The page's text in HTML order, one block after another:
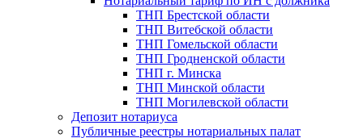
ТНП Брестской области
ТНП Витебской области
ТНП Гомельской области
ТНП Гродненской области
ТНП г. Минска
ТНП Минской области
ТНП Могилевской области
Депозит нотариуса
Публичные реестры нотариальных палат